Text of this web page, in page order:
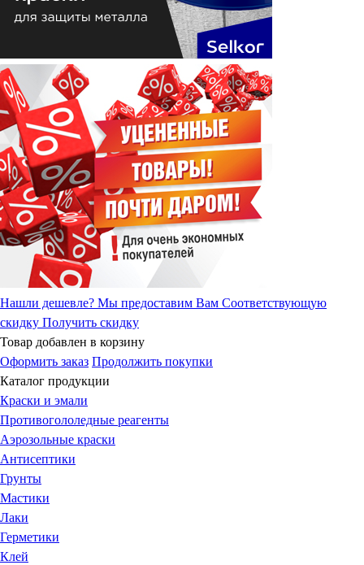
Нашли дешевле? Мы предоставим Вам Соответствующую
скидку Получить скидку
Товар добавлен в корзину
Оформить заказ Продолжить покупки
Каталог продукции
Краски и эмали
Противогололедные реагенты
Аэрозольные краски
Антисептики
Грунты
Мастики
Лаки
Герметики
Клей